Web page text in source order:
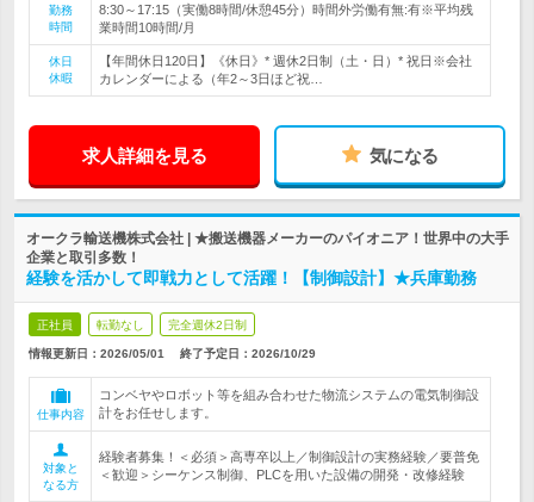
勤務
時間
8:30～17:15（実働8時間/休憩45分）時間外労働有無:有※平均残
業時間10時間/月
休日
休暇
【年間休日120日】《休日》* 週休2日制（土・日）* 祝日※会社
カレンダーによる（年2～3日ほど祝…
求人詳細を見る 気になる
オークラ輸送機株式会社 | ★搬送機器メーカーのパイオニア！世界中の大手
企業と取引多数！
経験を活かして即戦力として活躍！【制御設計】★兵庫勤務
正社員 転勤なし 完全週休2日制
情報更新日：2026/05/01 終了予定日： 2026/10/29
仕事内容
コンベヤやロボット等を組み合わせた物流システムの電気制御設
計をお任せします。
対象と
なる方
経験者募集！＜必須＞高専卒以上／制御設計の実務経験／要普免
＜歓迎＞シーケンス制御、PLCを用いた設備の開発・改修経験